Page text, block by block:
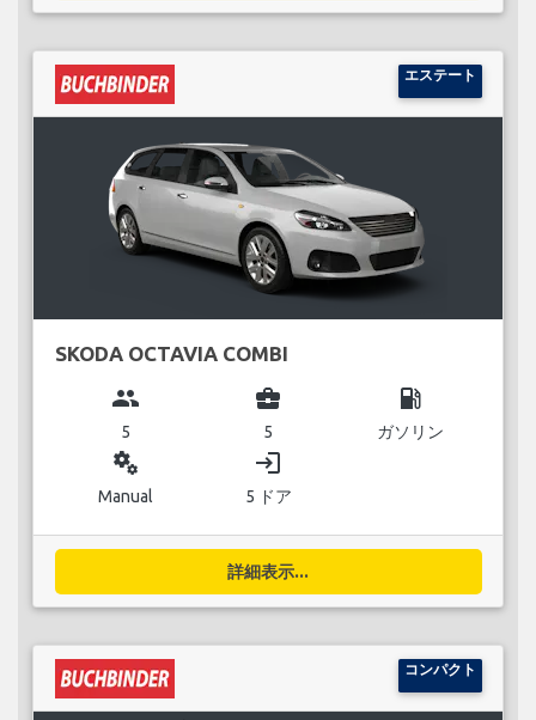
エステート
SKODA OCTAVIA COMBI
group
5
business_center
5
local_gas_station
ガソリン
miscellaneous_services
Manual
login
5 ドア
詳細表示...
コンパクト